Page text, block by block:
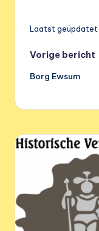
Laatst geüpdatet
Bericht
Vorige bericht
Borg Ewsum